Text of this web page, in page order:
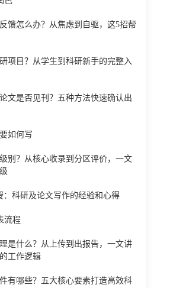
馈怎么办？从焦虑到自驱，这5招帮
项目？从学生到科研新手的完整入
文是否见刊？五种方法快速确认出
如何写
别？从核心收录到分区评价，一文
：科研及论文写作的经验和心得
流程
是什么？从上传到出报告，一文讲
工作逻辑
有哪些？五大核心要素打造高效科